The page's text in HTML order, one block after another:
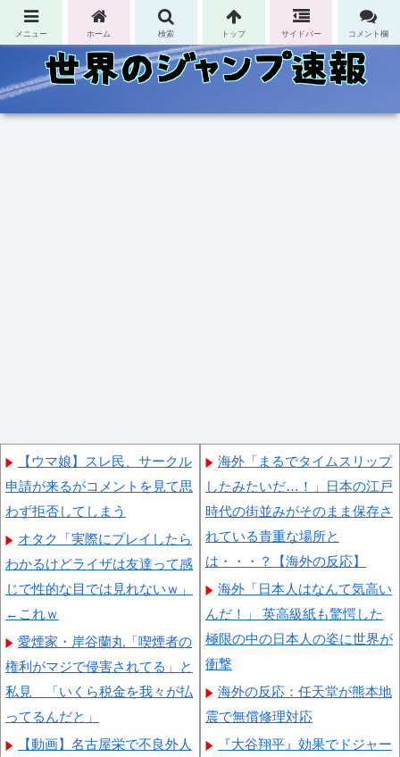
コンテンツへスキップ
【ウマ娘】スレ民、サークル
申請が来るがコメントを見て思
わず拒否してしまう
オタク「実際にプレイしたら
わかるけどライザは友達って感
じで性的な目では見れないｗ」
←これｗ
愛煙家・岸谷蘭丸「喫煙者の
権利がマジで侵害されてる」と
私見 「いくら税金を我々が払
ってるんだと」
【動画】名古屋栄で不良外人
海外「まるでタイムスリップ
したみたいだ…！」日本の江戸
時代の街並みがそのまま保存さ
れている貴重な場所と
は・・・？【海外の反応】
海外「日本人はなんて気高い
んだ！」 英高級紙も驚愕した
極限の中の日本人の姿に世界が
衝撃
海外の反応：任天堂が熊本地
震で無償修理対応
『大谷翔平』効果でドジャー
メニュー ホーム 検索 トップ サイドバー コメント欄